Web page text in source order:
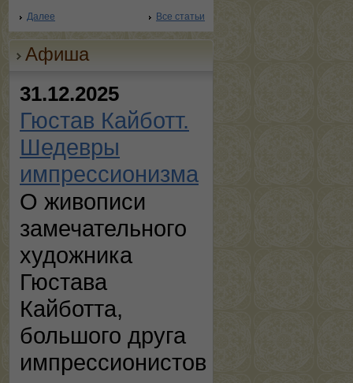
Далее Все статьи
Афиша
31.12.2025
Гюстав Кайботт.
Шедевры
импрессионизма
О живописи
замечательного
художника
Гюстава
Кайботта,
большого друга
импрессионистов